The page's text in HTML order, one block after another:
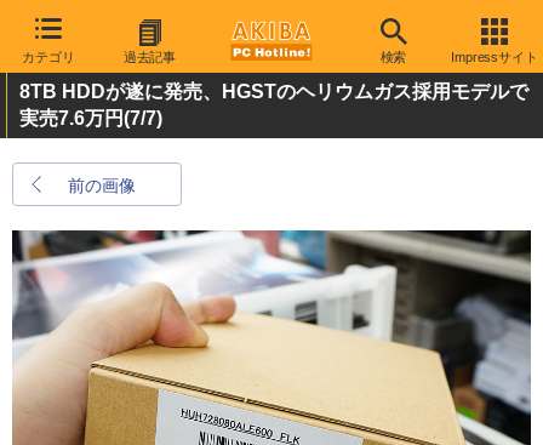
カテゴリ 過去記事 検索 Impressサイト
8TB HDDが遂に発売、HGSTのヘリウムガス採用モデルで
実売7.6万円(7/7)
前の画像